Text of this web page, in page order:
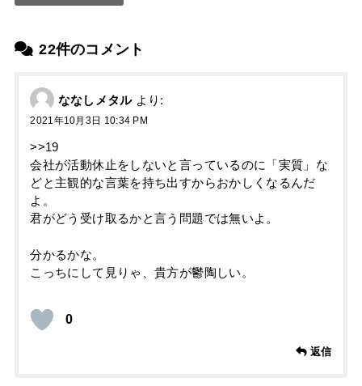
22件のコメント
ななしメタル より:
2021年10月3日 10:34 PM
>>19
会社が活動休止をしないと言っているのに「実質」な
どと主観的な言葉を持ち出すからおかしくなるんだ
よ。
君がどう受け取るかと言う問題では無いよ。
分かるかな。
こっちにして見りゃ、貴方が鬱陶しい。
0
返信